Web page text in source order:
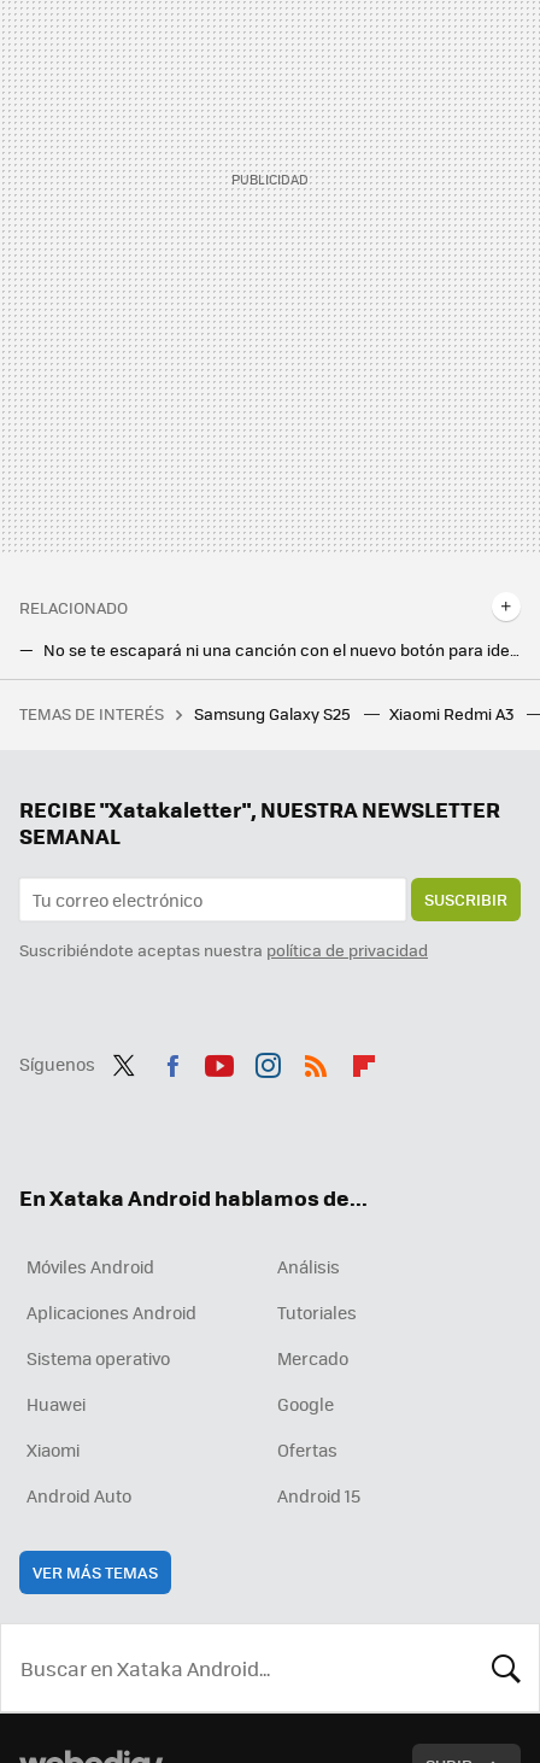
RELACIONADO
No se te escapará ni una canción con el nuevo botón para identificar música de Google
Pensé que los widgets del iPhone eran insuperables. Hasta que probé esta app Android gratis que ha cambiado mi opinión
Uno de los mejores RPG de Steam nos lleva a un mundo abierto de 870 km cuadrados que su creador ha tardado 12 años en hacer posible
TEMAS DE INTERÉS Samsung Galaxy S25 Xiaomi Redmi A3
RECIBE "Xatakaletter", NUESTRA NEWSLETTER
SEMANAL
SUSCRIBIR
Suscribiéndote aceptas nuestra política de privacidad
Síguenos
En Xataka Android hablamos de...
Móviles Android
Análisis
Aplicaciones Android
Tutoriales
Sistema operativo
Mercado
Huawei
Google
Xiaomi
Ofertas
Android Auto
Android 15
VER MÁS TEMAS